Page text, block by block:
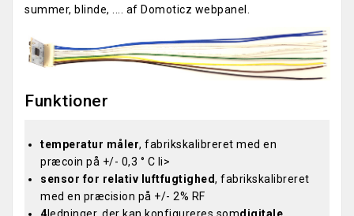
summer, blinde, .... af Domoticz webpanel.
Funktioner
temperatur måler, fabrikskalibreret med en
præcoin på +/- 0,3 ° C li>
sensor for relativ luftfugtighed, fabrikskalibreret
med en præcision på +/- 2% RF